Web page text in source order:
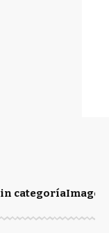
categoríaImagen